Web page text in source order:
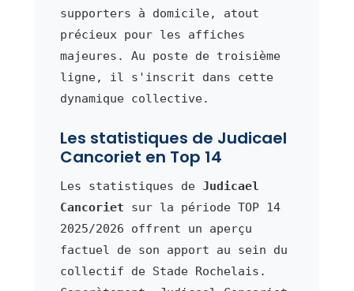
supporters à domicile, atout
précieux pour les affiches
majeures. Au poste de troisième
ligne, il s'inscrit dans cette
dynamique collective.
Les statistiques de Judicael
Cancoriet en Top 14
Les statistiques de Judicael
Cancoriet sur la période TOP 14
2025/2026 offrent un aperçu
factuel de son apport au sein du
collectif de Stade Rochelais.